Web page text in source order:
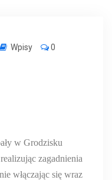
Wpisy 0
w Grodzisku
zagadnienia
włączając się wraz